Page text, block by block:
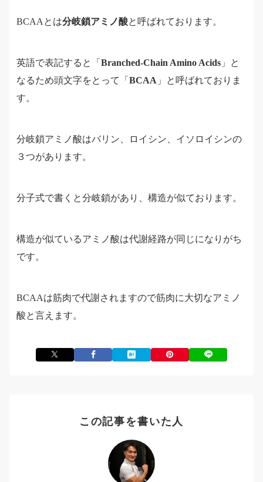
BCAAとは分岐鎖アミノ酸と呼ばれております。
英語で表記すると「 Branched-Chain Amino Acids 」と
なるため頭文字をとって「 BCAA 」と呼ばれておりま
す。
分岐鎖アミノ酸はバリン、ロイシン、イソロイシンの
３つがあります。
分子式で書くと分岐鎖があり、構造が似ております。
構造が似ているアミノ酸は代謝経路が同じになりがち
です。
BCAAは筋肉で代謝されますので筋肉に大切なアミノ
酸と言えます。
この記事を書いた人